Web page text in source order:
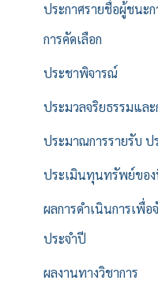
ประกาศรายชื่อผู้ชนะ
การคัดเลือก
ประชาพิจารณ์
ประมวลจริยธรรมแล
ประมาณการรายรับ
ประเมินทุนทรัพย์ของ
ผลการดำเนินการเพื่อ
ประจำปี
ผลงานทางวิชาการ